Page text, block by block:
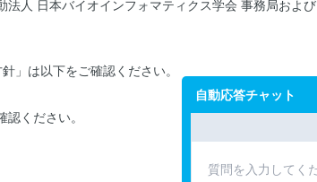
人 日本バイオインフォマティクス学会 事務局および
」は以下をご確認ください。
ください。
自動応答チャット